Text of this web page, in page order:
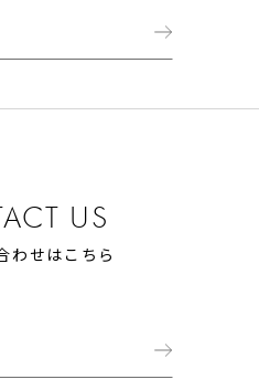
US
わせはこちら